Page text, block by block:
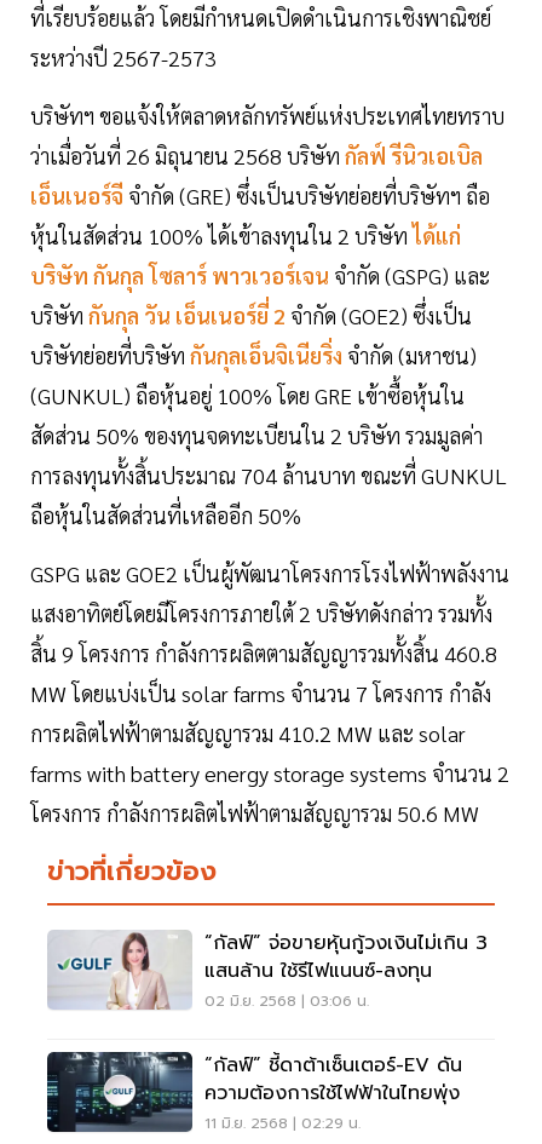
ที่เรียบร้อยแล้ว โดยมีกำหนดเปิดดำเนินการเชิงพาณิชย์
ระหว่างปี 2567-2573
บริษัทฯ ขอแจ้งให้ตลาดหลักทรัพย์แห่งประเทศไทยทราบ
ว่าเมื่อวันที่ 26 มิถุนายน 2568 บริษัท กัลฟ์ รีนิวเอเบิล
เอ็นเนอร์จี จำกัด (GRE) ซึ่งเป็นบริษัทย่อยที่บริษัทฯ ถือ
หุ้นในสัดส่วน 100% ได้เข้าลงทุนใน 2 บริษัทได้แก่
บริษัท กันกุล โซลาร์ พาวเวอร์เจน จำกัด (GSPG) และ
บริษัท กันกุล วัน เอ็นเนอร์ยี่ 2 จำกัด (GOE2) ซึ่งเป็น
บริษัทย่อยที่บริษัท กันกุลเอ็นจิเนียริ่ง จำกัด (มหาชน)
(GUNKUL) ถือหุ้นอยู่ 100% โดย GRE เข้าซื้อหุ้นใน
สัดส่วน 50% ของทุนจดทะเบียนใน 2 บริษัท รวมมูลค่า
การลงทุนทั้งสิ้นประมาณ 704 ล้านบาท ขณะที่ GUNKUL
ถือหุ้นในสัดส่วนที่เหลืออีก 50%
GSPG และ GOE2 เป็นผู้พัฒนาโครงการโรงไฟฟ้าพลังงาน
แสงอาทิตย์โดยมีโครงการภายใต้ 2 บริษัทดังกล่าว รวมทั้ง
สิ้น 9 โครงการ กำลังการผลิตตามสัญญารวมทั้งสิ้น 460.8
MW โดยแบ่งเป็น solar farms จำนวน 7 โครงการ กำลัง
การผลิตไฟฟ้าตามสัญญารวม 410.2 MW และ solar
farms with battery energy storage systems จำนวน 2
โครงการ กำลังการผลิตไฟฟ้าตามสัญญารวม 50.6 MW
ข่าวที่เกี่ยวข้อง
“กัลฟ์” จ่อขายหุ้นกู้วงเงินไม่เกิน 3
แสนล้าน ใช้รีไฟแนนซ์-ลงทุน
02 มิ.ย. 2568 | 03:06 น.
“กัลฟ์” ชี้ดาต้าเซ็นเตอร์-EV ดัน
ความต้องการใช้ไฟฟ้าในไทยพุ่ง
11 มิ.ย. 2568 | 02:29 น.